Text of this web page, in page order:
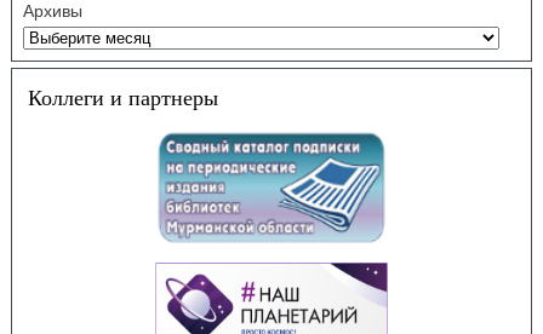
Архивы
Коллеги и партнеры